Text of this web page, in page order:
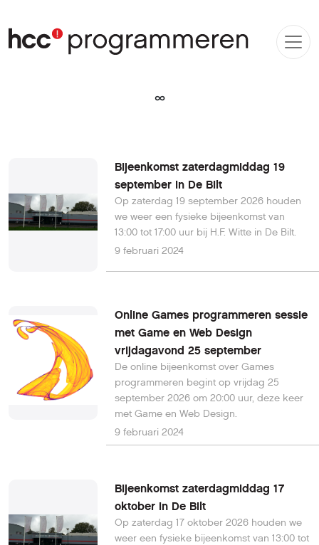
∞
Bijeenkomst zaterdagmiddag 19
september in De Bilt
Op zaterdag 19 september 2026 houden
we weer een fysieke bijeenkomst van
13:00 tot 17:00 uur bij H.F. Witte in De Bilt.
9 februari 2024
Online Games programmeren sessie
met Game en Web Design
vrijdagavond 25 september
De online bijeenkomst over Games
programmeren begint op vrijdag 25
september 2026 om 20:00 uur, deze keer
met Game en Web Design.
9 februari 2024
Bijeenkomst zaterdagmiddag 17
oktober in De Bilt
Op zaterdag 17 oktober 2026 houden we
weer een fysieke bijeenkomst van 13:00 tot